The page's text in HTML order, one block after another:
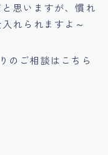
思いますが、慣れ
れられますよ～
のご相談はこちら